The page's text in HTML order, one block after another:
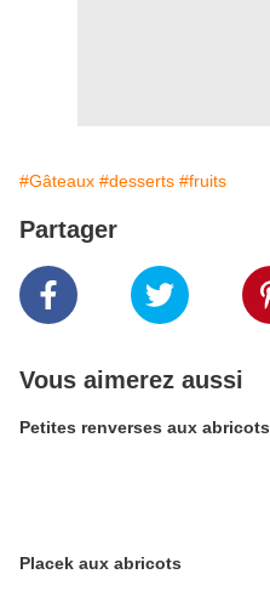
#Gâteaux #desserts #fruits
Partager
Vous aimerez aussi
Petites renverses aux abricots
Placek aux abricots